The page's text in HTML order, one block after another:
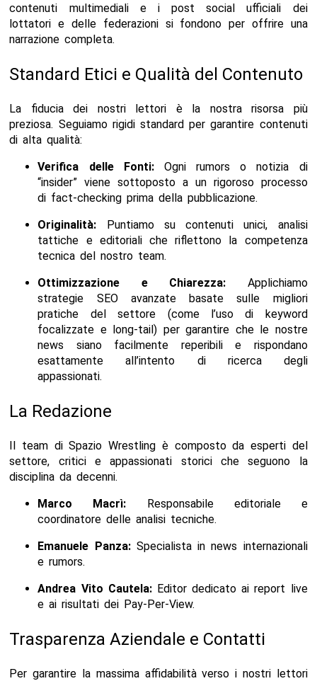
contenuti multimediali e i post social ufficiali dei
lottatori e delle federazioni si fondono per offrire una
narrazione completa.
Standard Etici e Qualità del Contenuto
La fiducia dei nostri lettori è la nostra risorsa più
preziosa. Seguiamo rigidi standard per garantire contenuti
di alta qualità:
Verifica delle Fonti:Ogni rumors o notizia di
“insider” viene sottoposto a un rigoroso processo
di fact-checking prima della pubblicazione.
Originalità: Puntiamo su contenuti unici, analisi
tattiche e editoriali che riflettono la competenza
tecnica del nostro team.
Ottimizzazione e Chiarezza: Applichiamo
strategie SEO avanzate basate sulle migliori
pratiche del settore (come l’uso di keyword
focalizzate e long-tail) per garantire che le nostre
news siano facilmente reperibili e rispondano
esattamente all’intento di ricerca degli
appassionati.
La Redazione
Il team di Spazio Wrestling è composto da esperti del
settore, critici e appassionati storici che seguono la
disciplina da decenni.
Marco Macrì: Responsabile editoriale e
coordinatore delle analisi tecniche.
Emanuele Panza:Specialista in news internazionali
e rumors.
Andrea Vito Cautela:Editor dedicato ai report live
e ai risultati dei Pay-Per-View.
Trasparenza Aziendale e Contatti
Per garantire la massima affidabilità verso i nostri lettori